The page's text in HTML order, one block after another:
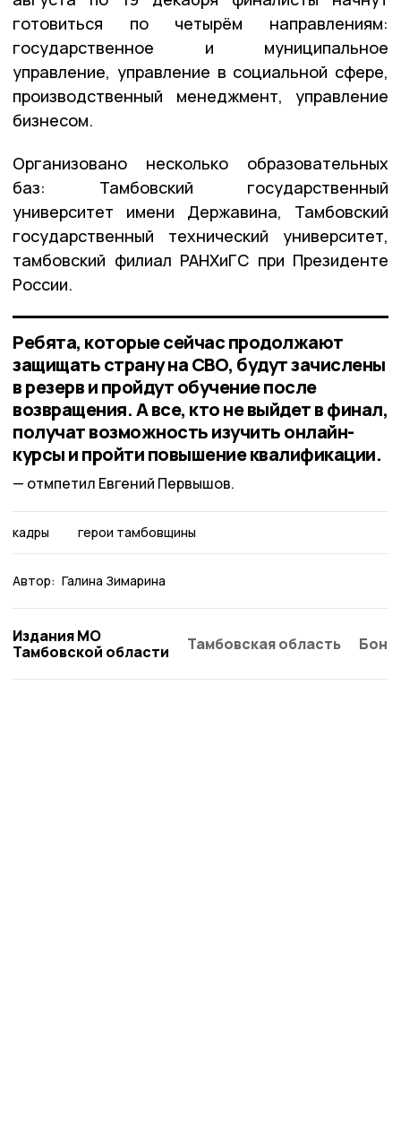
готовиться по четырём направлениям:
государственное и муниципальное
управление, управление в социальной сфере,
производственный менеджмент, управление
бизнесом.
Организовано несколько образовательных
баз: Тамбовский государственный
университет имени Державина, Тамбовский
государственный технический университет,
тамбовский филиал РАНХиГС при Президенте
России.
Ребята, которые сейчас продолжают
защищать страну на СВО, будут зачислены
в резерв и пройдут обучение после
возвращения. А все, кто не выйдет в финал,
получат возможность изучить онлайн-
курсы и пройти повышение квалификации.
отмпетил Евгений Первышов.
кадры герои тамбовщины
Автор: Галина Зимарина
Издания МО
Тамбовской области
Тамбовская область